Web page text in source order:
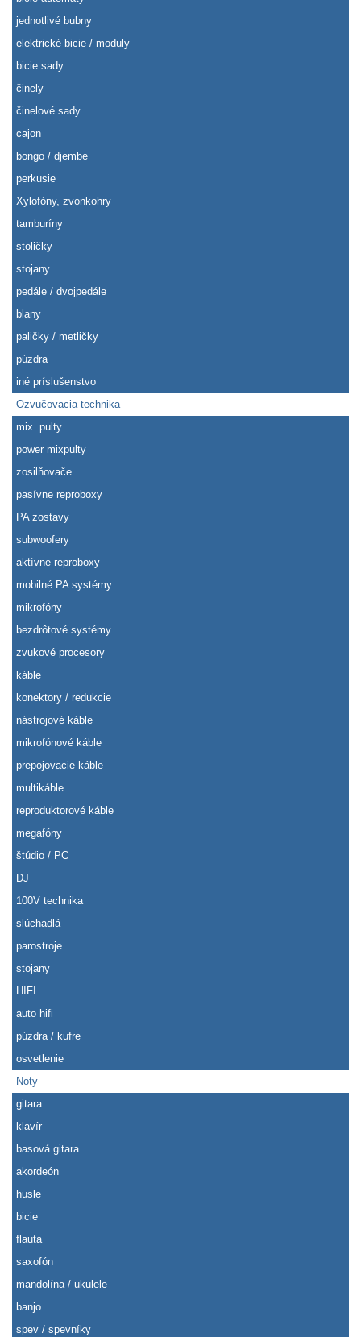
jednotlivé bubny
elektrické bicie / moduly
bicie sady
činely
činelové sady
cajon
bongo / djembe
perkusie
Xylofóny, zvonkohry
tamburíny
stoličky
stojany
pedále / dvojpedále
blany
paličky / metličky
púzdra
iné príslušenstvo
Ozvučovacia technika
mix. pulty
power mixpulty
zosilňovače
pasívne reproboxy
PA zostavy
subwoofery
aktívne reproboxy
mobilné PA systémy
mikrofóny
bezdrôtové systémy
zvukové procesory
káble
konektory / redukcie
nástrojové káble
mikrofónové káble
prepojovacie káble
multikáble
reproduktorové káble
megafóny
štúdio / PC
DJ
100V technika
slúchadlá
parostroje
stojany
HIFI
auto hifi
púzdra / kufre
osvetlenie
Noty
gitara
klavír
basová gitara
akordeón
husle
bicie
flauta
saxofón
mandolína / ukulele
banjo
spev / spevníky